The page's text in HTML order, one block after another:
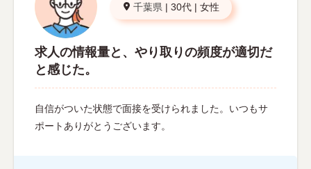
千葉県 | 30代 | 女性
求人の情報量と、やり取りの頻度が適切だ
と感じた。
自信がついた状態で面接を受けられました。いつもサ
ポートありがとうございます。